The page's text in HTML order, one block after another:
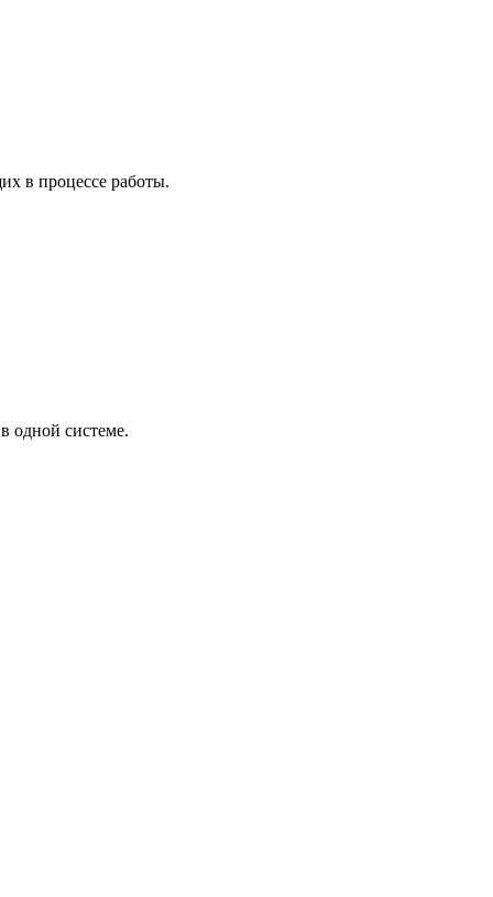
в процессе работы.
одной системе.